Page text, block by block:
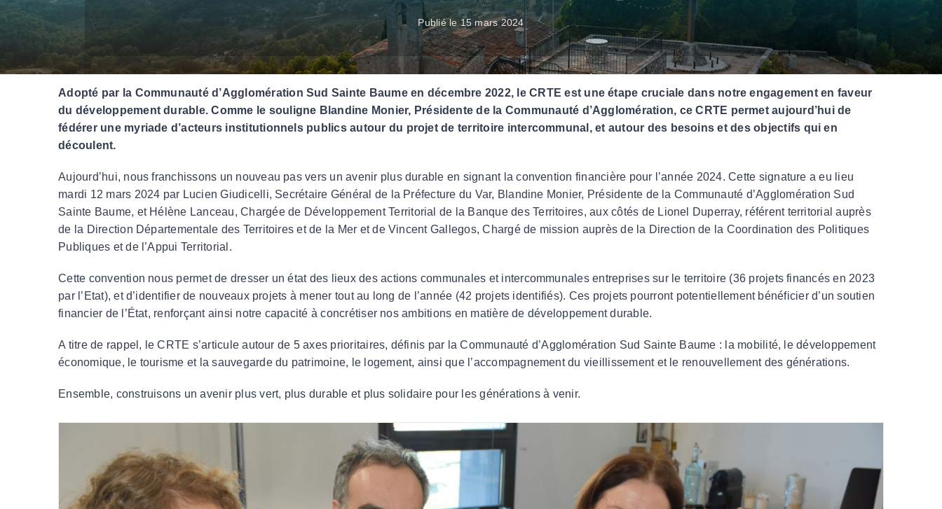
Esti’Bus : navettes estivales
HABITAT
Bien vivre dans son logement au quotidien
Mieux accéder au logement
Faire une demande de logement social
DEVELOPPEMENT ECONOMIQUE
Parc d’Activités du Plateau de Signes
Eco Technopole de la Baou
Accompagnement et aides aux entreprises
URBANISME
Déposer ma Demande d’Autorisation d’Urbanisme
Qualité de l’air
Année internationale des parcours et des éleveurs pastoraux
Publié le 15 mars 2024
Adopté par la Communauté d’Agglomération Sud Sainte Baume en décembre 2022, le CRTE est une étape cruciale dans notre engagement en faveur
du développement durable. Comme le souligne Blandine Monier, Présidente de la Communauté d’Agglomération, ce CRTE permet aujourd’hui de
fédérer une myriade d’acteurs institutionnels publics autour du projet de territoire intercommunal, et autour des besoins et des objectifs qui en
découlent.
Aujourd’hui, nous franchissons un nouveau pas vers un avenir plus durable en signant la convention financière pour l’année 2024. Cette signature a eu lieu
mardi 12 mars 2024 par Lucien Giudicelli, Secrétaire Général de la Préfecture du Var, Blandine Monier, Présidente de la Communauté d’Agglomération Sud
Sainte Baume, et Hélène Lanceau, Chargée de Développement Territorial de la Banque des Territoires, aux côtés de Lionel Duperray, référent territorial auprès
de la Direction Départementale des Territoires et de la Mer et de Vincent Gallegos, Chargé de mission auprès de la Direction de la Coordination des Politiques
Publiques et de l’Appui Territorial.
Cette convention nous permet de dresser un état des lieux des actions communales et intercommunales entreprises sur le territoire (36 projets financés en 2023
par l’Etat), et d’identifier de nouveaux projets à mener tout au long de l’année (42 projets identifiés). Ces projets pourront potentiellement bénéficier d’un soutien
financier de l’État, renforçant ainsi notre capacité à concrétiser nos ambitions en matière de développement durable.
A titre de rappel, le CRTE s’articule autour de 5 axes prioritaires, définis par la Communauté d’Agglomération Sud Sainte Baume : la mobilité, le développement
économique, le tourisme et la sauvegarde du patrimoine, le logement, ainsi que l’accompagnement du vieillissement et le renouvellement des générations.
Ensemble, construisons un avenir plus vert, plus durable et plus solidaire pour les générations à venir.